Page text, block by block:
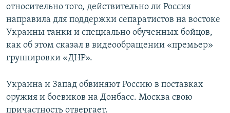
относительно того, действительно ли Россия
направила для поддержки сепаратистов на востоке
Украины танки и специально обученных бойцов,
как об этом сказал в видеообращении «премьер»
группировки «ДНР».
Украина и Запад обвиняют Россию в поставках
оружия и боевиков на Донбасс. Москва свою
причастность отвергает.